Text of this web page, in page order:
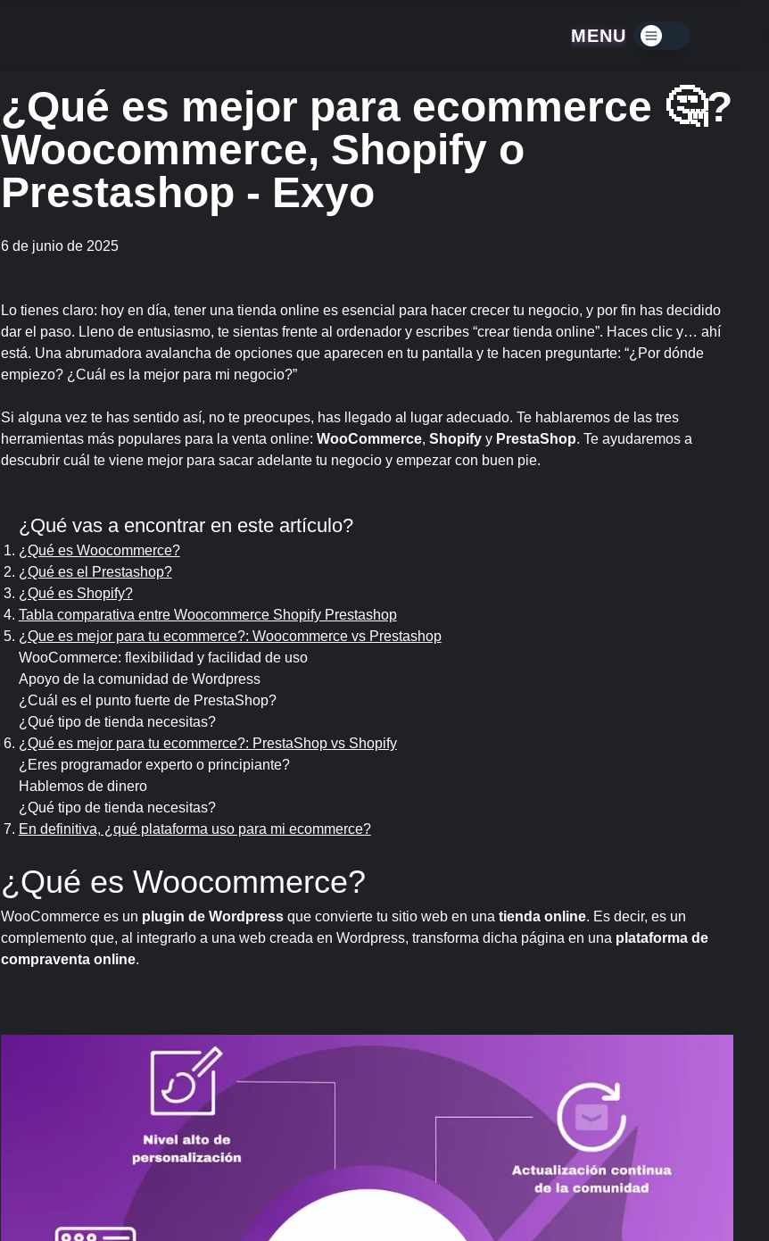
MENU
Menú contraído
¿Qué es mejor para ecommerce 🤔?
Woocommerce, Shopify o
Prestashop - Exyo
6 de junio de 2025
Lo tienes claro: hoy en día, tener una tienda online es esencial para hacer crecer tu negocio, y por fin has decidido
dar el paso. Lleno de entusiasmo, te sientas frente al ordenador y escribes “crear tienda online”. Haces clic y… ahí
está. Una abrumadora avalancha de opciones que aparecen en tu pantalla y te hacen preguntarte: “¿Por dónde
empiezo? ¿Cuál es la mejor para mi negocio?”
Si alguna vez te has sentido así, no te preocupes, has llegado al lugar adecuado. Te hablaremos de las tres
herramientas más populares para la venta online: WooCommerce, Shopify y PrestaShop. Te ayudaremos a
descubrir cuál te viene mejor para sacar adelante tu negocio y empezar con buen pie.
¿Qué vas a encontrar en este artículo?
¿Qué es Woocommerce?
¿Qué es el Prestashop?
¿Qué es Shopify?
Tabla comparativa entre Woocommerce Shopify Prestashop
¿Que es mejor para tu ecommerce?: Woocommerce vs Prestashop
WooCommerce: flexibilidad y facilidad de uso
Apoyo de la comunidad de Wordpress
¿Cuál es el punto fuerte de PrestaShop?
¿Qué tipo de tienda necesitas?
¿Qué es mejor para tu ecommerce?: PrestaShop vs Shopify
¿Eres programador experto o principiante?
Hablemos de dinero
¿Qué tipo de tienda necesitas?
En definitiva, ¿qué plataforma uso para mi ecommerce?
¿Qué es Woocommerce?
WooCommerce es un plugin de Wordpressque convierte tu sitio web en una tienda online. Es decir, es un
complemento que, al integrarlo a una web creada en Wordpress, transforma dicha página en una plataforma de
compraventa online.